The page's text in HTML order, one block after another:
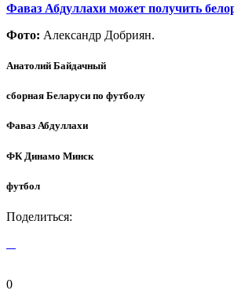
Фаваз Абдуллахи может получить
Фото: Александр Добриян.
Анатолий Байдачный
сборная Беларуси по футболу
Фаваз Абдуллахи
ФК Динамо Минск
футбол
Поделиться:
0